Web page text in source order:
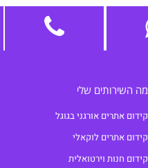
מה השירותים שלי
קידום אתרים אורגני בגוגל
קידום אתרים לוקאלי
קידום חנות וירטואלית